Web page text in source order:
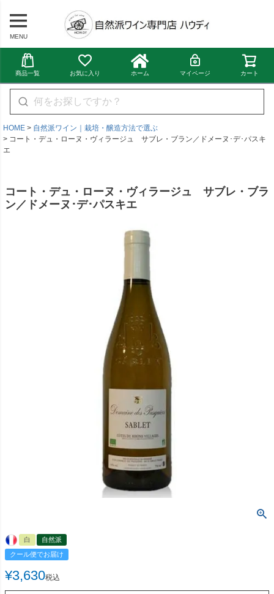
MENU
商品一覧 お気に入り ホーム マイページ カート
HOME
自然派ワイン｜栽培・醸造方法で選ぶ
コート・デュ・ローヌ・ヴィラージュ サブレ・ブラン／ドメーヌ･デ･パスキ
エ
コート・デュ・ローヌ・ヴィラージュ サブレ・ブラ
ン／ドメーヌ･デ･パスキエ
白
自然派
クール便でお届け
¥3,630税込